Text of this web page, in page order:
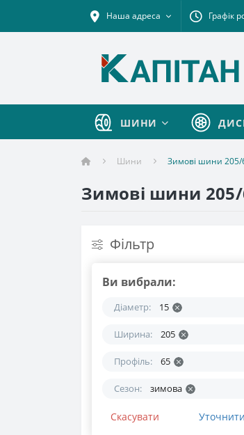
Наша адреса Графік
ШИНИ
Шини Зимові шини 205/
Зимові шини 205/
Фільтр
Ви вибрали:
Діаметр: 15
Ширина: 205
Профіль: 65
Сезон: зимова
Скасувати Уточнити